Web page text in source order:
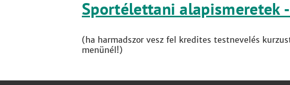
Sportélettani alapismeretek -
(ha harmadszor vesz fel kredites testnevelés
menünél!)